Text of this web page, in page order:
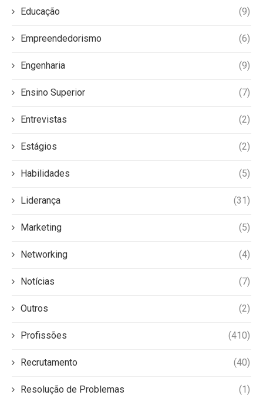
Educação (9)
Empreendedorismo (6)
Engenharia (9)
Ensino Superior (7)
Entrevistas (2)
Estágios (2)
Habilidades (5)
Liderança (31)
Marketing (5)
Networking (4)
Notícias (7)
Outros (2)
Profissões (410)
Recrutamento (40)
Resolução de Problemas (1)